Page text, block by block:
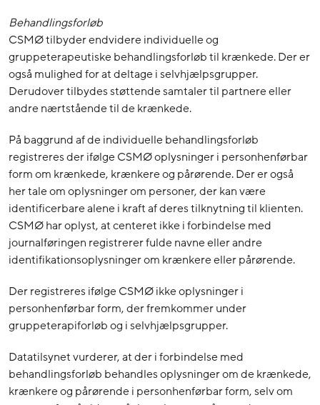
Behandlingsforløb
CSMØ tilbyder endvidere individuelle og
gruppeterapeutiske behandlingsforløb til krænkede. Der er
også mulighed for at deltage i selvhjælpsgrupper.
Derudover tilbydes støttende samtaler til partnere eller
andre nærtstående til de krænkede.
På baggrund af de individuelle behandlingsforløb
registreres der ifølge CSMØ oplysninger i personhenførbar
form om krænkede, krænkere og pårørende. Der er også
her tale om oplysninger om personer, der kan være
identificerbare alene i kraft af deres tilknytning til klienten.
CSMØ har oplyst, at centeret ikke i forbindelse med
journalføringen registrerer fulde navne eller andre
identifikationsoplysninger om krænkere eller pårørende.
Der registreres ifølge CSMØ ikke oplysninger i
personhenførbar form, der fremkommer under
gruppeterapiforløb og i selvhjælpsgrupper.
Datatilsynet vurderer, at der i forbindelse med
behandlingsforløb behandles oplysninger om de krænkede,
krænkere og pårørende i personhenførbar form, selv om